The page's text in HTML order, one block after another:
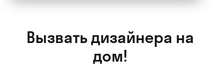
Вызвать дизайнера на
дом!